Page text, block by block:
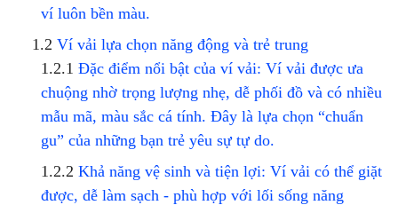
ví luôn bền màu.
Ví vải lựa chọn năng động và trẻ trung
Đặc điểm nổi bật của ví vải: Ví vải được ưa
chuộng nhờ trọng lượng nhẹ, dễ phối đồ và có nhiều
mẫu mã, màu sắc cá tính. Đây là lựa chọn “chuẩn
gu” của những bạn trẻ yêu sự tự do.
Khả năng vệ sinh và tiện lợi: Ví vải có thể giặt
được, dễ làm sạch - phù hợp với lối sống năng